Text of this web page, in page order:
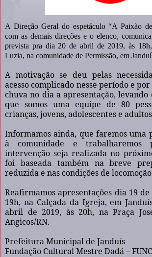
A Direção Geral do espetáculo “A Paixão
com as demais direções e o elenco,
prevista pra dia 20 de abril de 2019, às
Luzia, na comunidade de Permissão, em
A motivação se deu pelas
acesso complicado nesse período e
chuva no dia a apresentação, levando
que somos uma equipe de 80
crianças, jovens, adolescentes e
Informamos ainda, que faremos uma
à comunidade e trabalharemos
intervenção seja realizada no
foi baseada também na breve
reduzida e nas condições de
Reafirmamos apresentações dia 19
19h, na Calçada da Igreja, em
abril de 2019, às 20h, na Praça
Angicos/RN.
Prefeitura Municipal de Janduís
Fundação Cultural Mestre Dadá –